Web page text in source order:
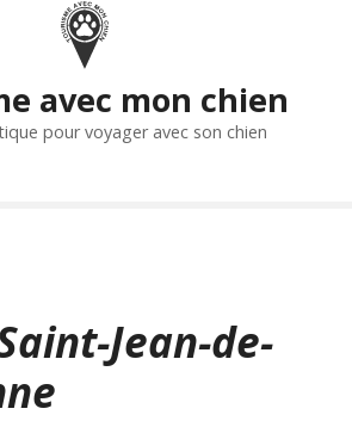
avec mon chien
pour voyager avec son chien
Jean-de-